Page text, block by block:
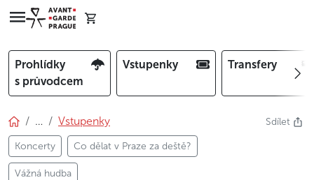
Prohlídky
s průvodcem
Vstupenky Transfery
… Vstupenky
Koncerty Co dělat v Praze za deště?
Vážná hudba
Sdílet